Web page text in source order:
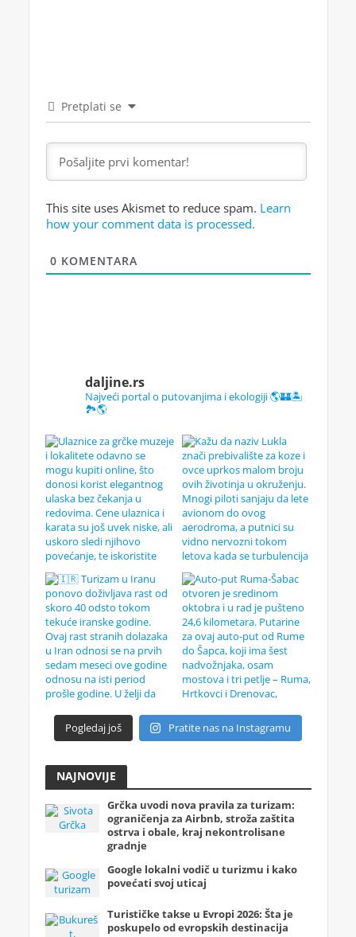
Pretplati se
This site uses Akismet to reduce spam. Learn
how your comment data is processed.
0 KOMENTARA
daljine.rs
Najveći portal o putovanjima i ekologiji 🌎🏰🏝️
🏞️🌎
Pogledaj još Pratite nas na Instagramu
NAJNOVIJE
Grčka uvodi nova pravila za turizam:
ograničenja za Airbnb, stroža zaštita
ostrva i obale, kraj nekontrolisane
gradnje
Google lokalni vodič u turizmu i kako
povećati svoj uticaj
Turističke takse u Evropi 2026: Šta je
poskupelo od evropskih destinacija